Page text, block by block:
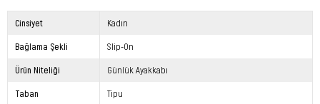
Cinsiyet Kadın
Bağlama Şekli Slip-On
Ürün Niteliği Günlük Ayakkabı
Taban Tipu